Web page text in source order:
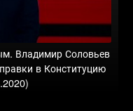
Владимир Соловьев
в Конституцию